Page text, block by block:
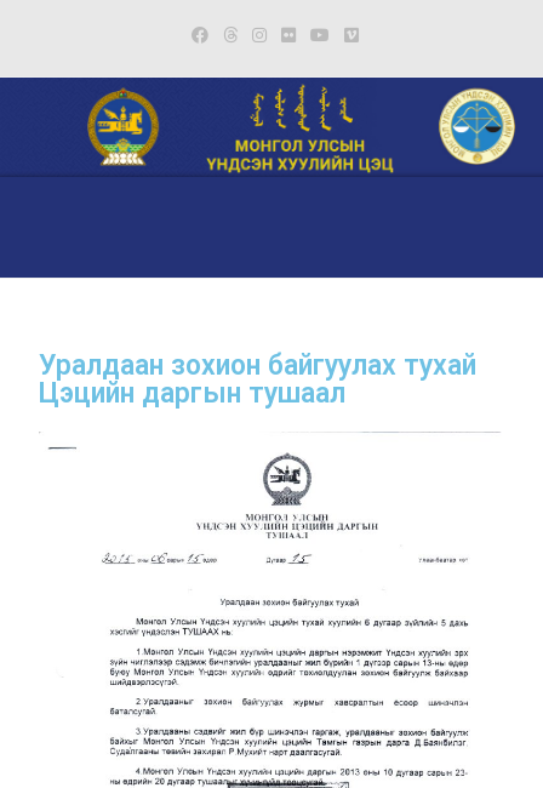
Уралдаан зохион байгуулах тухай
Цэцийн даргын тушаал